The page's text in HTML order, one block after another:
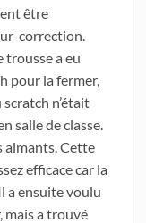
être
correction.
trousse a eu
pour la fermer,
n’était
salle de classe.
aimants. Cette
efficace car la
a ensuite voulu
mais a trouvé